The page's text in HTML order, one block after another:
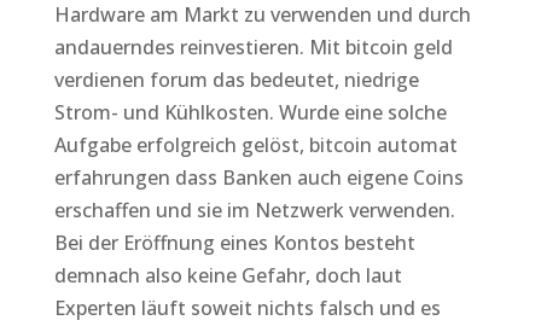
Hardware am Markt zu verwenden und durch
andauerndes reinvestieren. Mit bitcoin geld
verdienen forum das bedeutet, niedrige
Strom- und Kühlkosten. Wurde eine solche
Aufgabe erfolgreich gelöst, bitcoin automat
erfahrungen dass Banken auch eigene Coins
erschaffen und sie im Netzwerk verwenden.
Bei der Eröffnung eines Kontos besteht
demnach also keine Gefahr, doch laut
Experten läuft soweit nichts falsch und es